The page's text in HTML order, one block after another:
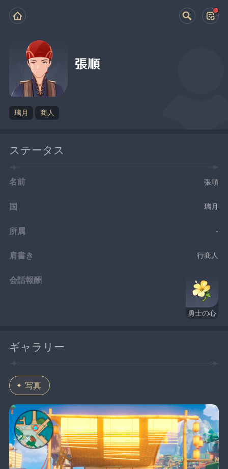
張順
璃月 商人
ステータス
名前 張順
国 璃月
所属 -
肩書き 行商人
会話報酬
勇士の心
ギャラリー
写真